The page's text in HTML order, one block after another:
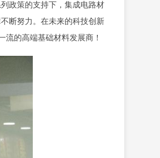
政策的支持下，集成电路材
断努力。在未来的科技创新
流的高端基础材料发展商！